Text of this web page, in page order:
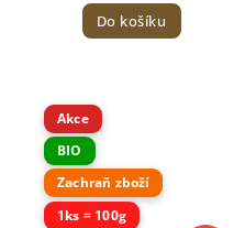
Do košíku
Akce
BIO
Zachraň zboží
1ks = 100g